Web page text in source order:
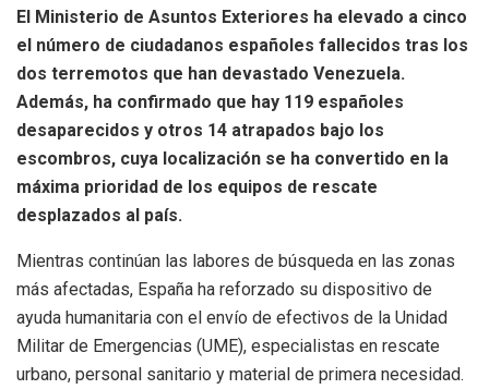
El Ministerio de Asuntos Exteriores ha elevado a cinco
el número de ciudadanos españoles fallecidos tras los
dos terremotos que han devastado Venezuela.
Además, ha confirmado que hay 119 españoles
desaparecidos y otros 14 atrapados bajo los
escombros, cuya localización se ha convertido en la
máxima prioridad de los equipos de rescate
desplazados al país.
Mientras continúan las labores de búsqueda en las zonas
más afectadas, España ha reforzado su dispositivo de
ayuda humanitaria con el envío de efectivos de la Unidad
Militar de Emergencias (UME), especialistas en rescate
urbano, personal sanitario y material de primera necesidad.